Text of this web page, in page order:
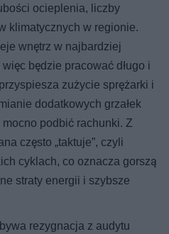
ocieplenia, liczby
klimatycznych w regionie.
wnętrz w najbardziej
będzie pracować długo i
zużycie sprężarki i
dodatkowych grzałek
podbić rachunki. Z
często „taktuje”, czyli
cyklach, co oznacza gorszą
straty energii i szybsze
rezygnacja z audytu